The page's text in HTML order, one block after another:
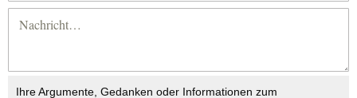
Ihre Argumente, Gedanken oder Informationen zum